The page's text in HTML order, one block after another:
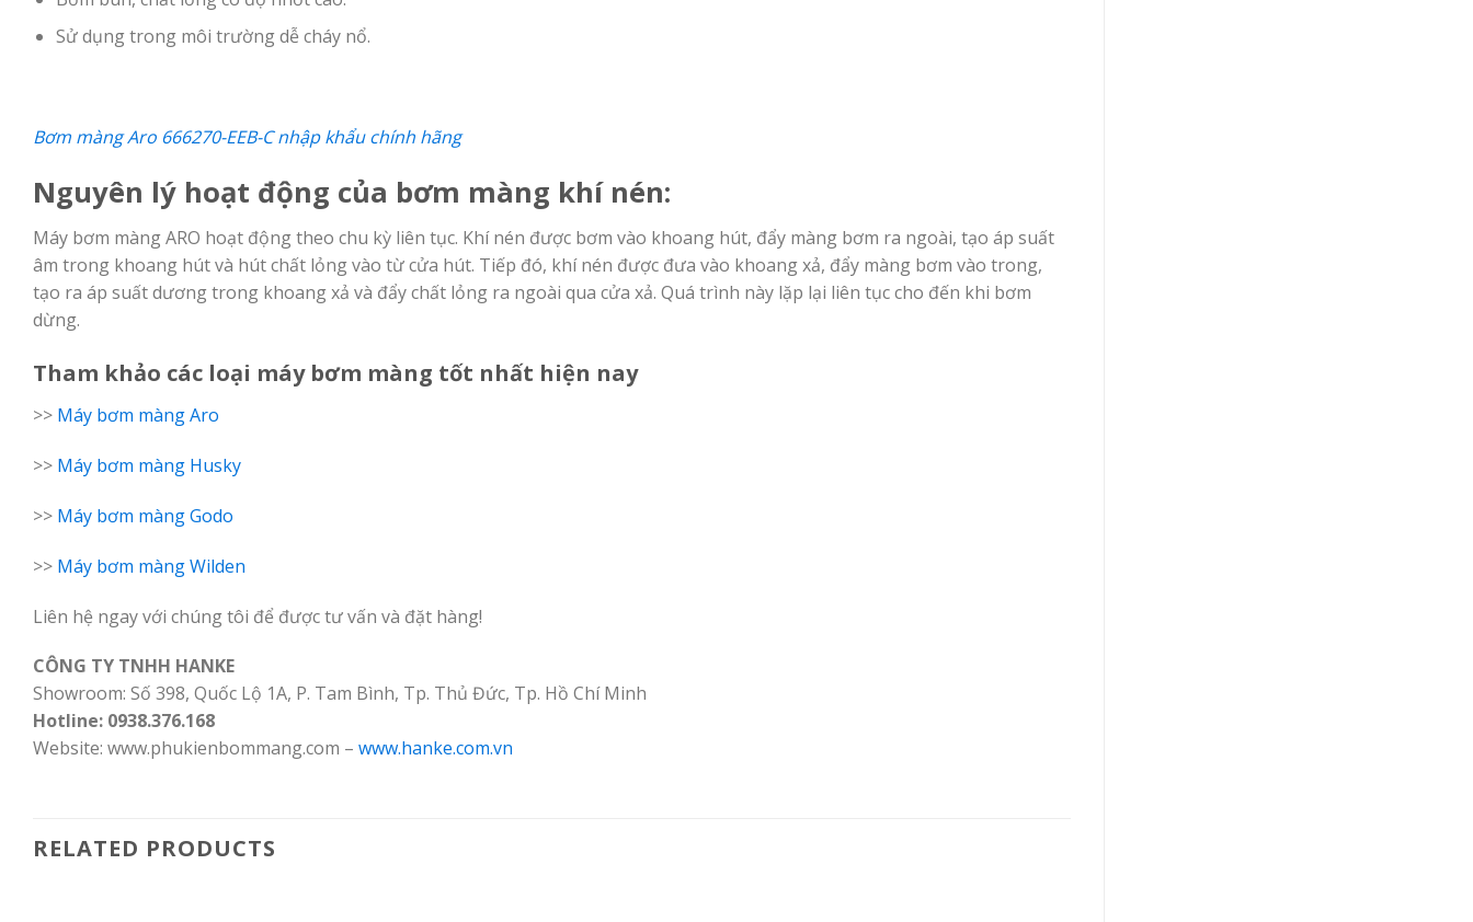
Sử dụng trong môi trường dễ cháy nổ.
Bơm màng Aro 666270-EEB-C nhập khẩu chính hãng
Nguyên lý hoạt động của bơm màng khí nén:
Máy bơm màng ARO hoạt động theo chu kỳ liên tục. Khí nén được bơm vào khoang hút, đẩy màng bơm ra ngoài, tạo áp suất
âm trong khoang hút và hút chất lỏng vào từ cửa hút. Tiếp đó, khí nén được đưa vào khoang xả, đẩy màng bơm vào trong,
tạo ra áp suất dương trong khoang xả và đẩy chất lỏng ra ngoài qua cửa xả. Quá trình này lặp lại liên tục cho đến khi bơm
dừng.
Tham khảo các loại máy bơm màng tốt nhất hiện nay
>> Máy bơm màng Aro
>> Máy bơm màng Husky
>> Máy bơm màng Godo
>> Máy bơm màng Wilden
Liên hệ ngay với chúng tôi để được tư vấn và đặt hàng!
CÔNG TY TNHH HANKE
Showroom: Số 398, Quốc Lộ 1A, P. Tam Bình, Tp. Thủ Đức, Tp. Hồ Chí Minh
Hotline: 0938.376.168
Website: www.phukienbommang.com – www.hanke.com.vn
RELATED PRODUCTS